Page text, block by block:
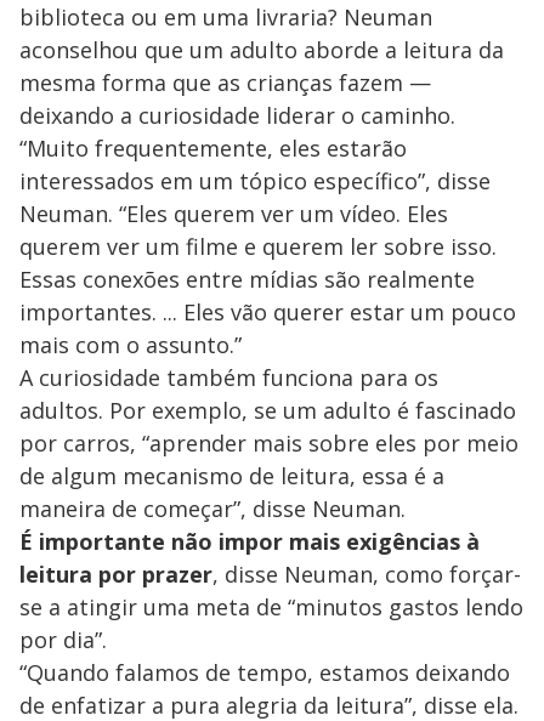
biblioteca ou em uma livraria? Neuman
aconselhou que um adulto aborde a leitura da
mesma forma que as crianças fazem —
deixando a curiosidade liderar o caminho.
“Muito frequentemente, eles estarão
interessados em um tópico específico”, disse
Neuman. “Eles querem ver um vídeo. Eles
querem ver um filme e querem ler sobre isso.
Essas conexões entre mídias são realmente
importantes. ... Eles vão querer estar um pouco
mais com o assunto.”
A curiosidade também funciona para os
adultos. Por exemplo, se um adulto é fascinado
por carros, “aprender mais sobre eles por meio
de algum mecanismo de leitura, essa é a
maneira de começar”, disse Neuman.
É importante não impor mais exigências à
leitura por prazer, disse Neuman, como forçar-
se a atingir uma meta de “minutos gastos lendo
por dia”.
“Quando falamos de tempo, estamos deixando
de enfatizar a pura alegria da leitura”, disse ela.